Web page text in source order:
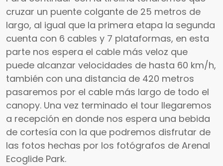
cruzar un puente colgante de 25 metros de
largo, al igual que la primera etapa la segunda
cuenta con 6 cables y 7 plataformas, en esta
parte nos espera el cable más veloz que
puede alcanzar velocidades de hasta 60 km/h,
también con una distancia de 420 metros
pasaremos por el cable más largo de todo el
canopy. Una vez terminado el tour llegaremos
a recepción en donde nos espera una bebida
de cortesía con la que podremos disfrutar de
las fotos hechas por los fotógrafos de Arenal
Ecoglide Park.